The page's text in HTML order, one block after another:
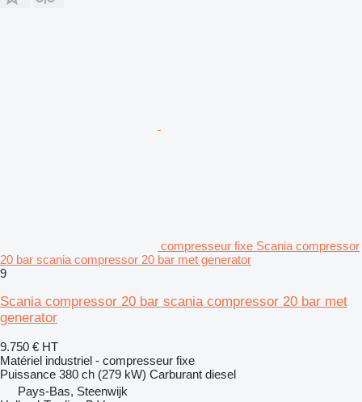
compresseur fixe Scania compressor
20 bar scania compressor 20 bar met generator
9
Scania compressor 20 bar scania compressor 20 bar met
generator
9.750 € HT
Matériel industriel - compresseur fixe
Puissance 380 ch (279 kW) Carburant diesel
Pays-Bas, Steenwijk